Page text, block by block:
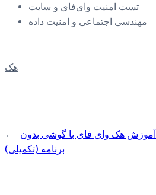
تست امنیت وای‌فای و سایت
مهندسی اجتماعی و امنیت داده
هک
←
آموزش هک وای فای با گوشی بدون
برنامه (تکمیلی)